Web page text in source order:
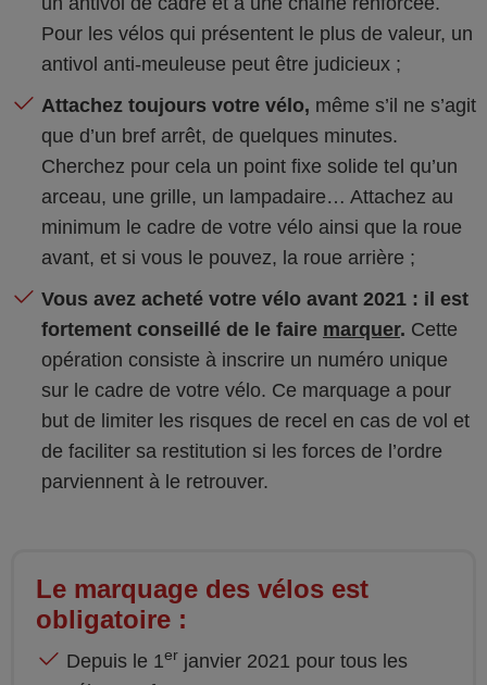
Pour les vélos qui présentent le plus de valeur, un
antivol anti-meuleuse peut être judicieux ;
Attachez toujours votre vélo, même s’il ne s’agit
que d’un bref arrêt, de quelques minutes.
Cherchez pour cela un point fixe solide tel qu’un
arceau, une grille, un lampadaire… Attachez au
minimum le cadre de votre vélo ainsi que la roue
avant, et si vous le pouvez, la roue arrière ;
Vous avez acheté votre vélo avant 2021 : il est
fortement conseillé de le faire marquer. Cette
opération consiste à inscrire un numéro unique
sur le cadre de votre vélo. Ce marquage a pour
but de limiter les risques de recel en cas de vol et
de faciliter sa restitution si les forces de l’ordre
parviennent à le retrouver.
Le marquage des vélos est
obligatoire :
Depuis le 1er janvier 2021 pour tous les